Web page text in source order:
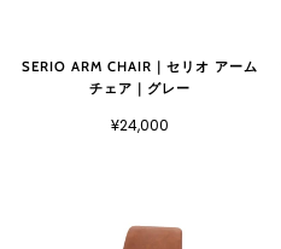
SERIO ARM CHAIR｜セリオ アーム
チェア｜グレー
¥24,000